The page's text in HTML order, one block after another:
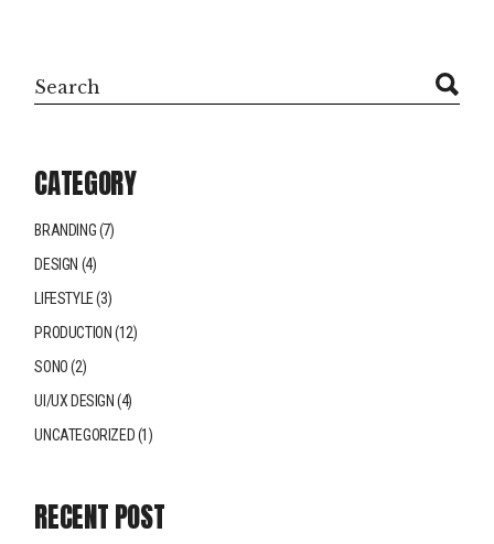
CATEGORY
BRANDING(7)
DESIGN (4)
LIFESTYLE(3)
PRODUCTION (12)
SONO(2)
UI/UX DESIGN (4)
UNCATEGORIZED(1)
RECENT POST